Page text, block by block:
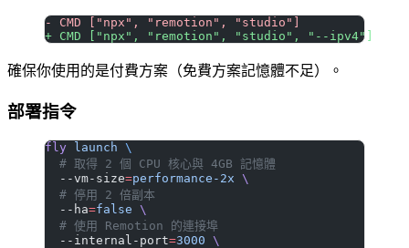
- CMD ["npx", "remotion", "studio"]
+ CMD ["npx", "remotion", "studio", "--ipv4"]
確保你使用的是付費方案（免費方案記憶體不足）。
部署指令
fly launch \
  # 取得 2 個 CPU 核心與 4GB 記憶體
  --vm-size
=performance-2x \
  # 停用 2 倍副本
  --ha
=false \
  # 使用 Remotion 的連接埠
  --internal-port
=3000 \